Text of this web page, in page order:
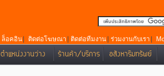
ล็อคอิน ติดต่อโฆษณา ติดต่อทีมงาน ร่วมงานกับเรา
ตำแหน่งงานว่าง ร้านค้า/บริการ อสังหาริมทรัพย์